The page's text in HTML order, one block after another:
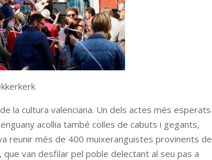
la cultura valenciana. Un dels actes més esperats
acollia també colles de cabuts i gegants,
reunir més de 400 muixeranguistes provinents de
van desfilar pel poble delectant al seu pas a